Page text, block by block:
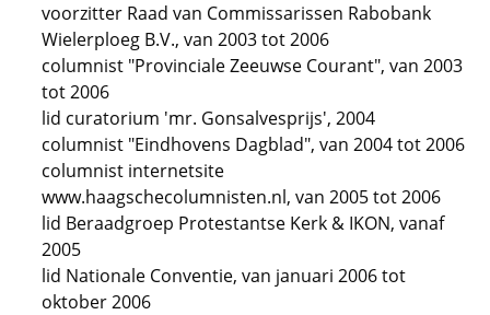
voorzitter Raad van Commissarissen Rabobank
Wielerploeg B.V., van 2003 tot 2006
columnist "Provinciale Zeeuwse Courant", van 2003
tot 2006
lid curatorium 'mr. Gonsalvesprijs', 2004
columnist "Eindhovens Dagblad", van 2004 tot 2006
columnist internetsite
www.haagschecolumnisten.nl, van 2005 tot 2006
lid Beraadgroep Protestantse Kerk & IKON, vanaf
2005
lid Nationale Conventie, van januari 2006 tot
oktober 2006